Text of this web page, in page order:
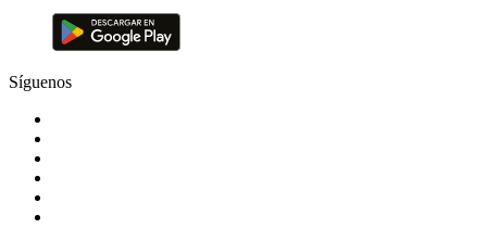
Síguenos